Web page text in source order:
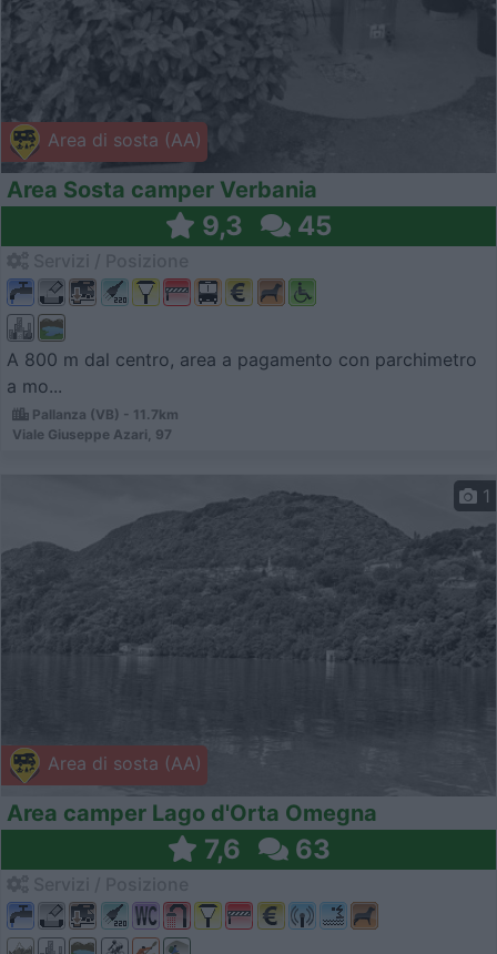
Area di sosta (AA)
Area Sosta camper Verbania
9,3 45
A 800 m dal centro, area a pagamento con parchimetro
a mo...
Pallanza (VB) - 11.7km
Viale Giuseppe Azari, 97
Area di sosta (AA)
1
Area camper Lago d'Orta Omegna
7,6 63